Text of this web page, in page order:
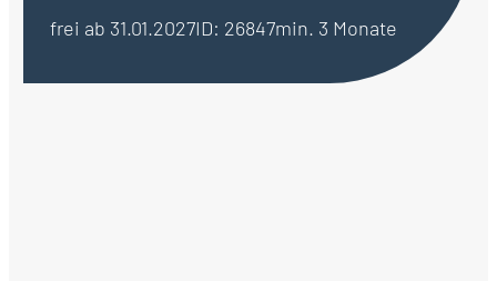
frei ab 31.01.2027ID: 26847min. 3 Monate